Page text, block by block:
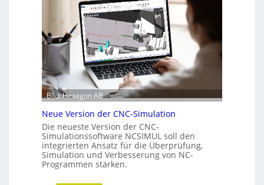
t
s
f
ü
h
r
u
n
g
s
c
h
r
i
t
t
e
e
i
N
a
c
Bild: Hexagon AB
Neue Version der CNC-Simulation
Die neueste Version der CNC-
Simulationssoftware NCSIMUL soll den
integrierten Ansatz für die Überprüfung,
Simulation und Verbesserung von NC-
Programmen stärken.